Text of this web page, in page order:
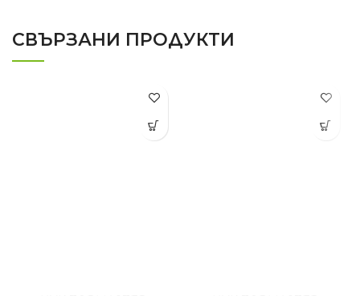
СВЪРЗАНИ ПРОДУКТИ